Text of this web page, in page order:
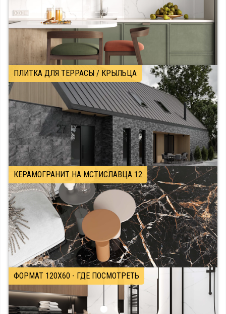
ПЛИТКА ДЛЯ ТЕРРАСЫ / КРЫЛЬЦА
КЕРАМОГРАНИТ НА МСТИСЛАВЦА 12
ФОРМАТ 120X60 - ГДЕ ПОСМОТРЕТЬ